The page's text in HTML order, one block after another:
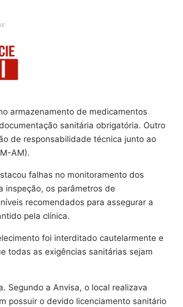
armazenamento de medicamentos
sanitária obrigatória. Outro
de responsabilidade técnica junto ao
AM).
falhas no monitoramento dos
inspeção, os parâmetros de
recomendados para assegurar a
pela clínica.
foi interditado cautelarmente e
todas as exigências sanitárias sejam
Segundo a Anvisa, o local realizava
possuir o devido licenciamento sanitário